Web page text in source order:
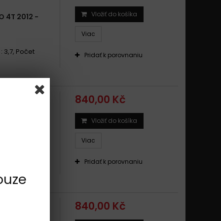
4T 2012 -
3,7, Počet
Vložiť do košíka
Viac
Pridať k porovnaniu
Počet
840,00 Kč
Vložiť do košíka
Viac
Pridať k porovnaniu
840,00 Kč